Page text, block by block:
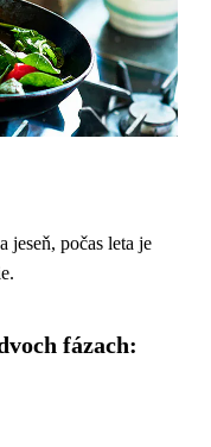
jeseň, počas leta je
fázach: